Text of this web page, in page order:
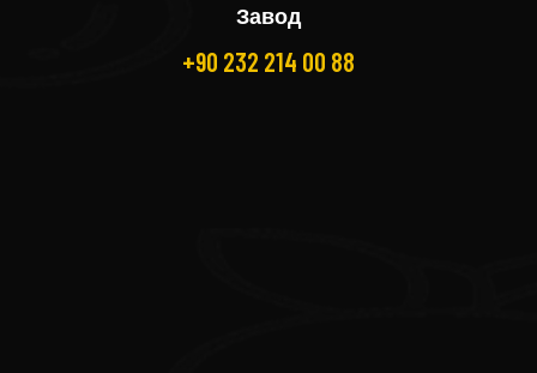
Завод
+90 232 214 00 88